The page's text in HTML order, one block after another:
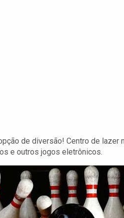
de diversão! Centro de
e outros jogos eletrônicos.